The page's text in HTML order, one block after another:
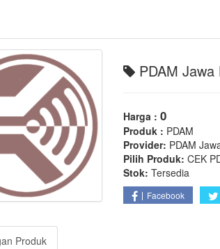
PDAM
Harga :0
Produk : PDAM
Provider: PDAM
Pilih Produk: CEK
Stok: Tersedia
Facebook
Produk